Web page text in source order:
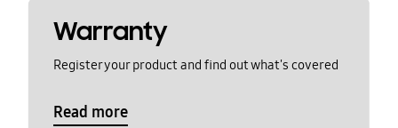
Warranty
Register your product and find out what's covered
Read more